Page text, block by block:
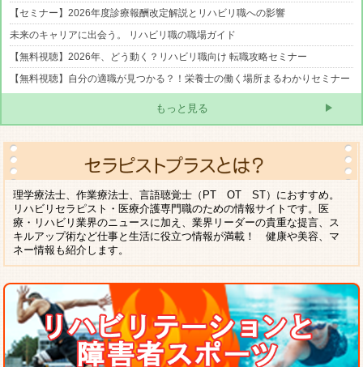
【セミナー】2026年度診療報酬改定解説とリハビリ職への影響
未来のキャリアに出会う。 リハビリ職の職場ガイド
【無料視聴】2026年、どう動く？リハビリ職向け 転職攻略セミナー
【無料視聴】自分の適職が見つかる？！栄養士の働く場所まるわかりセミナー
もっと見る
理学療法士、作業療法士、言語聴覚士（PT OT ST）におすすめ。
リハビリセラピスト・医療介護専門職のための情報サイトです。医
療・リハビリ業界のニュースに加え、業界リーダーの貴重な提言、ス
キルアップ術など仕事と生活に役立つ情報が満載！ 健康や美容、マ
ネー情報も紹介します。